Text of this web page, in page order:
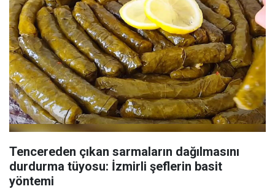
Tencereden çıkan sarmaların dağılmasını
durdurma tüyosu: İzmirli şeflerin basit
yöntemi